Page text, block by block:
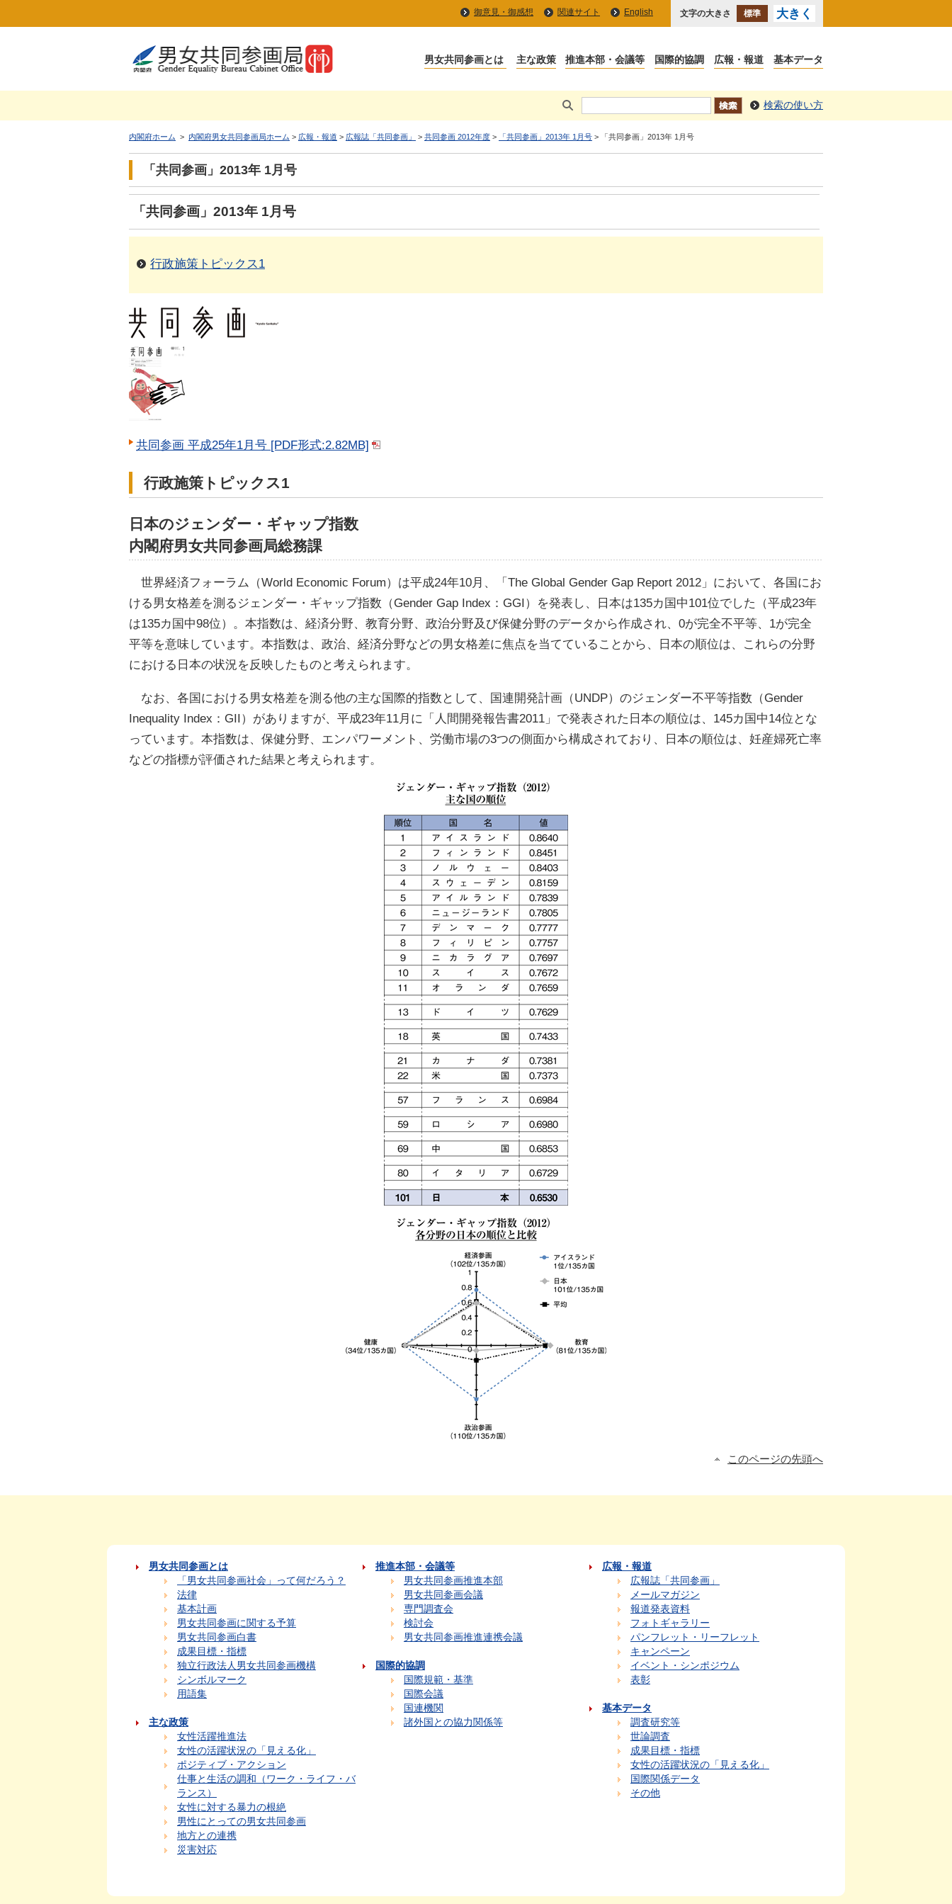
御意見・御感想 関連サイト English 文字の大きさ 標準 大きく
検索の使い方
内閣府ホーム > 内閣府男女共同参画局ホーム > 広報・報道 > 広報誌「共同参画」 > 共同参画 2012年度 > 「共同参画」2013年 1月号 > 「共同参画」2013年 1月号
「共同参画」2013年 1月号
「共同参画」2013年 1月号
行政施策トピックス1
共同参画 平成25年1月号 [PDF形式:2.82MB]
行政施策トピックス1
日本のジェンダー・ギャップ指数
内閣府男女共同参画局総務課
世界経済フォーラム（World Economic Forum）は平成24年10月、「The Global Gender Gap Report 2012」において、各国にお
ける男女格差を測るジェンダー・ギャップ指数（Gender Gap Index：GGI）を発表し、日本は135カ国中101位でした（平成23年
は135カ国中98位）。本指数は、経済分野、教育分野、政治分野及び保健分野のデータから作成され、0が完全不平等、1が完全
平等を意味しています。本指数は、政治、経済分野などの男女格差に焦点を当てていることから、日本の順位は、これらの分野
における日本の状況を反映したものと考えられます。
なお、各国における男女格差を測る他の主な国際的指数として、国連開発計画（UNDP）のジェンダー不平等指数（Gender
Inequality Index：GII）がありますが、平成23年11月に「人間開発報告書2011」で発表された日本の順位は、145カ国中14位とな
っています。本指数は、保健分野、エンパワーメント、労働市場の3つの側面から構成されており、日本の順位は、妊産婦死亡率
などの指標が評価された結果と考えられます。
このページの先頭へ